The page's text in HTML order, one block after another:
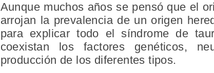
Aunque muchos años se pensó que el
arrojan la prevalencia de un origen
para explicar todo el síndrome de
coexistan los factores genéticos,
producción de los diferentes tipos.